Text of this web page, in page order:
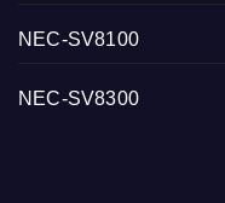
NEC-SV8100
NEC-SV8300